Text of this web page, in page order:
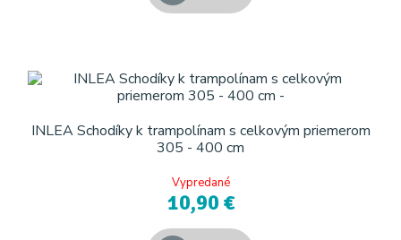
INLEA Schodíky k trampolínam s celkovým priemerom
305 - 400 cm
Vypredané
10,90 €